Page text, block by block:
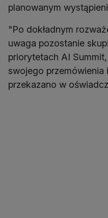
planowanym
"Po dokładnym
uwaga pozostanie
priorytetach AI
swojego
przekazano w